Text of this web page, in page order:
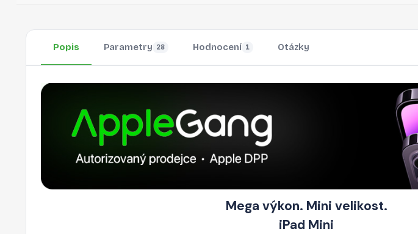
Popis Parametry 28 Hodnocení 1 Otázky
Mega výkon. Mini velikost.
iPad Mini